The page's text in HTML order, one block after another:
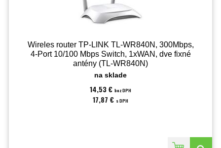
Wireles router TP-LINK TL-WR840N, 300Mbps,
4-Port 10/100 Mbps Switch, 1xWAN, dve fixné
antény (TL-WR840N)
na sklade
14,53 € bez DPH
17,87 € s DPH